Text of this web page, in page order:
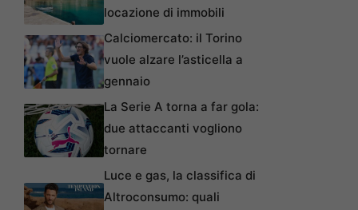
locazione di immobili
Calciomercato: il Torino
vuole alzare l’asticella a
gennaio
La Serie A torna a far gola:
due attaccanti vogliono
tornare
Luce e gas, la classifica di
Altroconsumo: quali